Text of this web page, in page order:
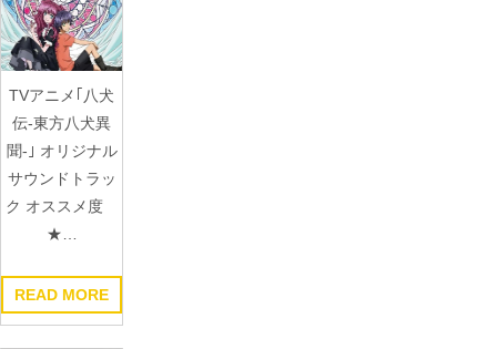
TVアニメ｢八犬
伝-東方八犬異
聞-｣ オリジナル
サウンドトラッ
ク オススメ度
★…
READ MORE